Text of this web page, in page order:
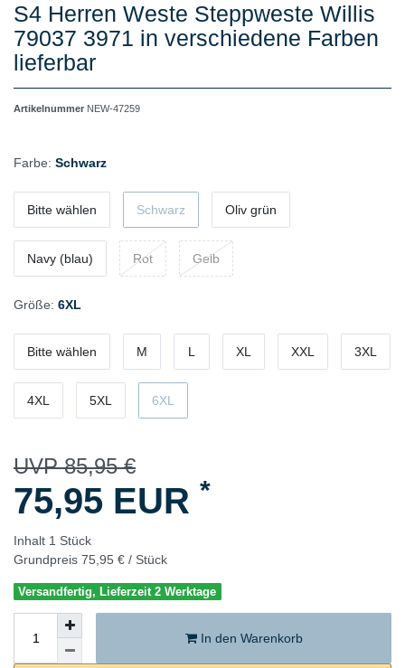
S4 Herren Weste Steppweste Willis
79037 3971 in verschiedene Farben
lieferbar
Artikelnummer NEW-47259
Farbe: Schwarz
Bitte wählen Schwarz Oliv grün
Navy (blau) Rot Gelb
Größe: 6XL
Bitte wählen M L XL XXL 3XL
4XL 5XL 6XL
UVP 85,95 €
75,95 EUR *
Inhalt 1 Stück
Grundpreis 75,95 € / Stück
Versandfertig, Lieferzeit 2 Werktage
In den Warenkorb